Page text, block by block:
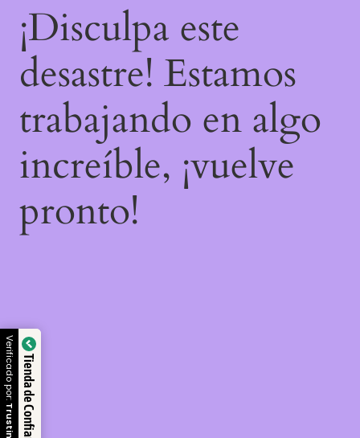
¡Disculpa este
desastre! Estamos
trabajando en algo
increíble, ¡vuelve
pronto!
Tienda de Confianza
Verificado por: